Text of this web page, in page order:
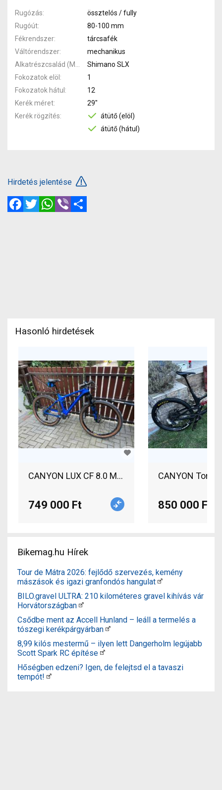
Rugózás
össztelós / fully
Rugóút
80-100 mm
Fékrendszer
tárcsafék
Váltórendszer
mechanikus
Shimano SLX
Fokozatok elöl
1
Fokozatok hátul
12
Kerék méret
29"
Kerék rögzítés
átütő (elöl)
átütő (hátul)
Hirdetés jelentése
FacebookTwitterWhatsApp
Viber
Hasonló hirdetések
CANYON LUX CF 8.0 Mountain Bike
749 000 Ft
CANYON
850 000 Ft
Bikemag.hu Hírek
Tour de Mátra 2026: fejlődő szervezés, kemény
mászások és igazi granfondós hangulat
BILO.gravel ULTRA: 210 kilométeres gravel kihívás vár
Horvátországban
Csődbe ment az Accell Hunland – leáll a termelés a
tószegi kerékpárgyárban
8,99 kilós mestermű – ilyen lett Dangerholm legújabb
Scott Spark RC építése
Hőségben edzeni? Igen, de felejtsd el a tavaszi
tempót!